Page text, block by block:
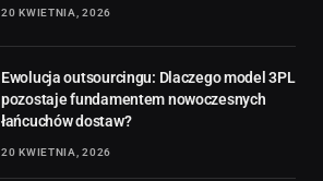
20 KWIETNIA, 2026
Ewolucja outsourcingu: Dlaczego model 3PL
pozostaje fundamentem nowoczesnych
łańcuchów dostaw?
20 KWIETNIA, 2026